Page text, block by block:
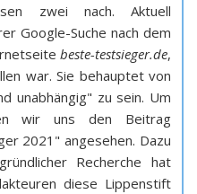
zwei nach. Aktuell
Google-Suche nach dem
beste-testsieger.de,
war. Sie behauptet von
unabhängig" zu sein. Um
wir uns den Beitrag
2021" angesehen. Dazu
Recherche hat
diese Lippenstift